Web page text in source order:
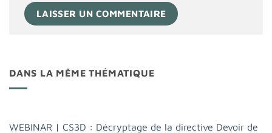
DANS LA MÊME THÉMATIQUE
WEBINAR | CS3D : Décryptage de la directive Devoir de